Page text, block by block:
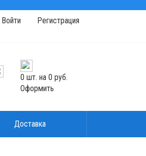
Войти Регистрация
0 шт. на 0 руб.
Оформить
Доставка